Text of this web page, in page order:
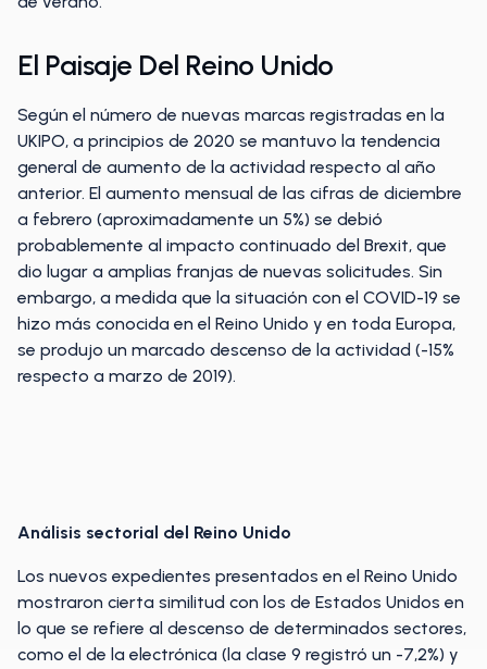
El Paisaje Del Reino Unido
Según el número de nuevas marcas registradas en la
UKIPO, a principios de 2020 se mantuvo la tendencia
general de aumento de la actividad respecto al año
anterior. El aumento mensual de las cifras de diciembre
a febrero (aproximadamente un 5%) se debió
probablemente al impacto continuado del Brexit, que
dio lugar a amplias franjas de nuevas solicitudes. Sin
embargo, a medida que la situación con el COVID-19 se
hizo más conocida en el Reino Unido y en toda Europa,
se produjo un marcado descenso de la actividad (-15%
respecto a marzo de 2019).
Análisis sectorial del Reino Unido
Los nuevos expedientes presentados en el Reino Unido
mostraron cierta similitud con los de Estados Unidos en
lo que se refiere al descenso de determinados sectores,
como el de la electrónica (la clase 9 registró un -7,2%) y